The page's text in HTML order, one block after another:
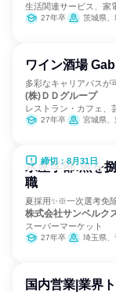
生活関連サービス、家
27年卒 茨城県、埼玉県、千葉県
ワイン酒場
多彩なキャリアパスが
(株)ＤＤグループ
レストラン・カフェ、
27年卒 宮城県、
締切：8月31日
水産学部:魚を
職
夏採用✨️※一次選考免
株式会社サンベルク
スーパーマーケット
27年卒 埼玉県
国内営業|業界